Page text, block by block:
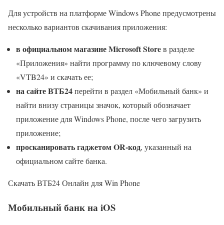
Для устройств на платформе Windows Phone предусмотрены
несколько вариантов скачивания приложения:
в официальном магазине Microsoft Storeв разделе
«Приложения» найти программу по ключевому слову
«VTB24» и скачать ее;
на сайте ВТБ24перейти в раздел «Мобильный банк» и
найти внизу страницы значок, который обозначает
приложение для Windows Phone, после чего загрузить
приложение;
просканировать гаджетом OR-код, указанный на
официальном сайте банка.
Скачать ВТБ24 Онлайн для Win Phone
Мобильный банк на iOS